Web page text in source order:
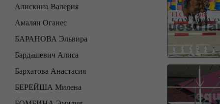
Алискина Валерия
Амалян Оганес
БАРАНОВА Эльвира
Бардашевич Алиса
Бархатова Анастасия
БЕРЕЙША Милена